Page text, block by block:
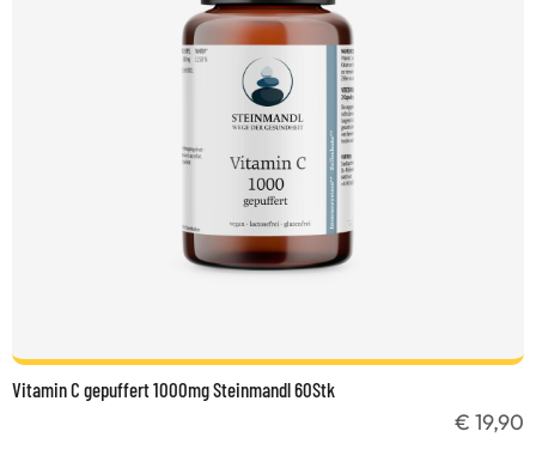
Vitamin C gepuffert 1000mg Steinmandl 60Stk
€ 19,90